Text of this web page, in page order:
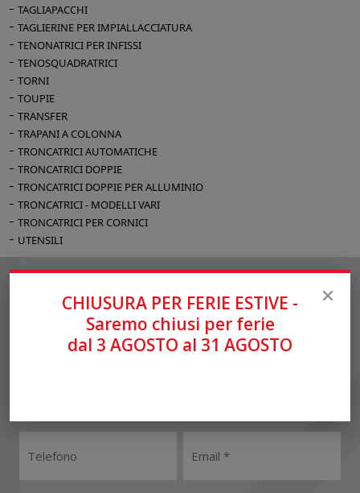
TAGLIAPACCHI
TAGLIERINE PER IMPIALLACCIATURA
TENONATRICI PER INFISSI
TENOSQUADRATRICI
TORNI
TOUPIE
TRANSFER
TRAPANI A COLONNA
TRONCATRICI AUTOMATICHE
TRONCATRICI DOPPIE
TRONCATRICI DOPPIE PER ALLUMINIO
TRONCATRICI - MODELLI VARI
TRONCATRICI PER CORNICI
UTENSILI
CHIUSURA PER FERIE ESTIVE -
Saremo chiusi per ferie
dal 3 AGOSTO al 31 AGOSTO